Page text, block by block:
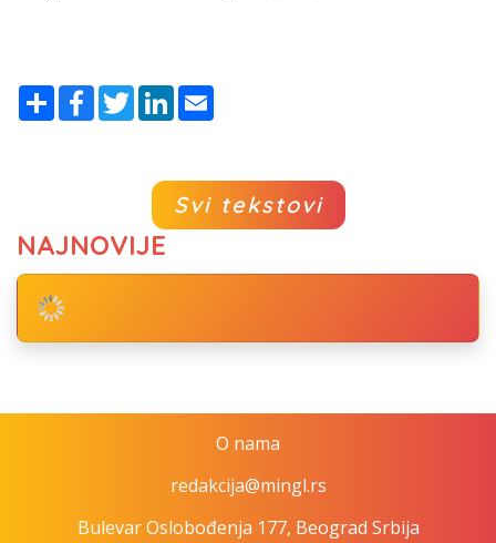
ShareFacebook
TwitterLinkedIn
Svi tekstovi
NAJNOVIJE
O nama
redakcija@mingl.rs
Bulevar Oslobođenja 177, Beograd Srbija